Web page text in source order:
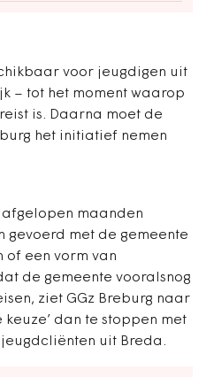
voor jeugdigen uit
– tot het moment waarop
is. Daarna moet de
het initiatief nemen
maanden
gevoerd met de gemeente
of een vorm van
de gemeente vooralsnog
ziet GGz Breburg naar
keuze’ dan te stoppen met
uit Breda.